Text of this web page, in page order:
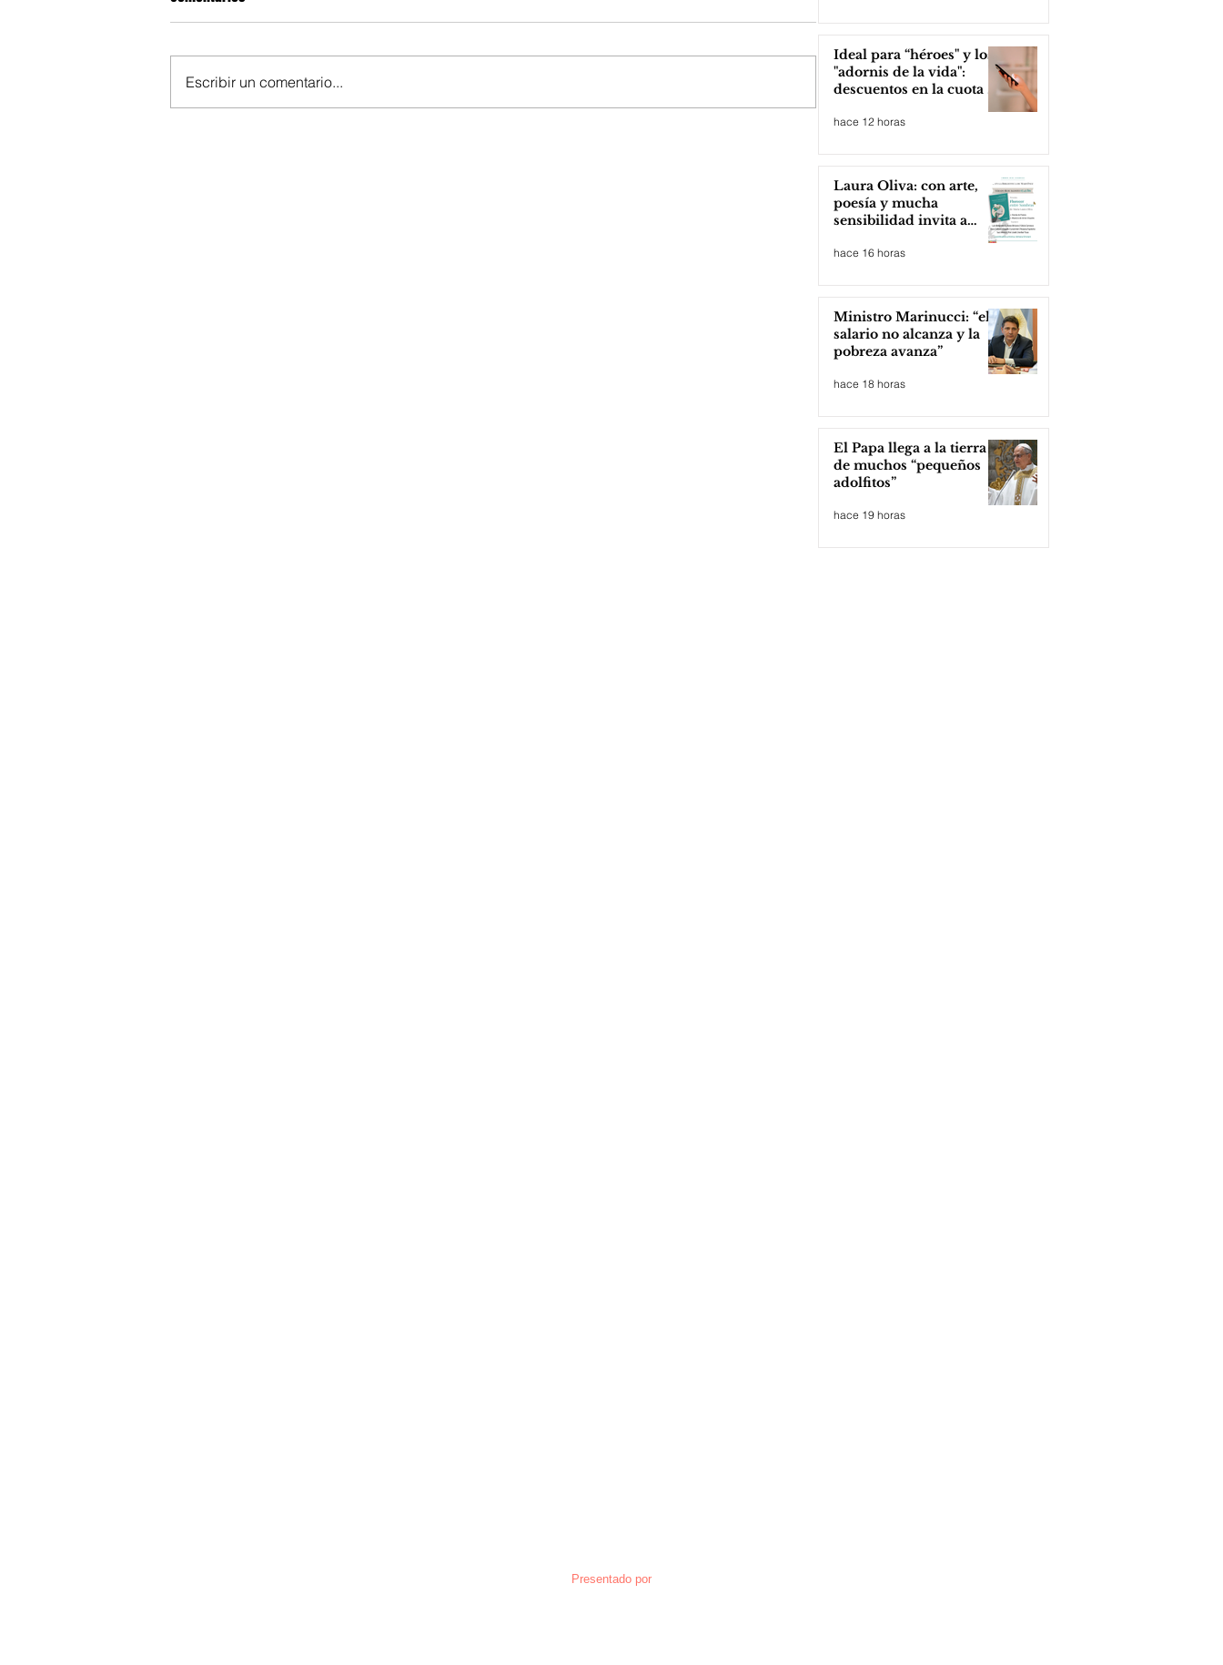
Escribir un comentario...
Ideal para “héroes" y los
"adornis de la vida":
descuentos en la cuota 4
hace 12 horas
Laura Oliva: con arte,
poesía y mucha
sensibilidad invita a
hace 16 horas
Ministro Marinucci: “el
salario no alcanza y la
pobreza avanza”
hace 18 horas
El Papa llega a la tierra
de muchos “pequeños
adolfitos”
hace 19 horas
Presentado por